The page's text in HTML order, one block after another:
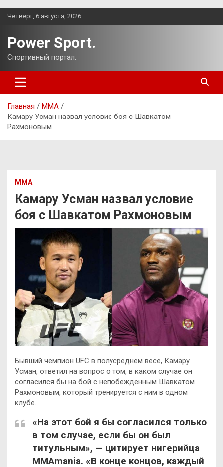
Перейти
Четверг, 6 августа, 2026
Power Sport.
Спортивный портал.
Главная
ММА
Камару Усман назвал условие боя с Шавкатом
Рахмоновым
ММА
Камару Усман назвал условие
боя с Шавкатом Рахмоновым
Бывший чемпион UFC в полусреднем весе, Камару
Усман, ответил на вопрос о том, в каком случае он
согласился бы на бой с непобежденным Шавкатом
Рахмоновым, который тренируется с ним в одном
клубе.
«На этот бой я бы согласился только
в том случае, если бы он был
титульным», — цитирует нигерийца
MMAmania. «В конце концов, каждый